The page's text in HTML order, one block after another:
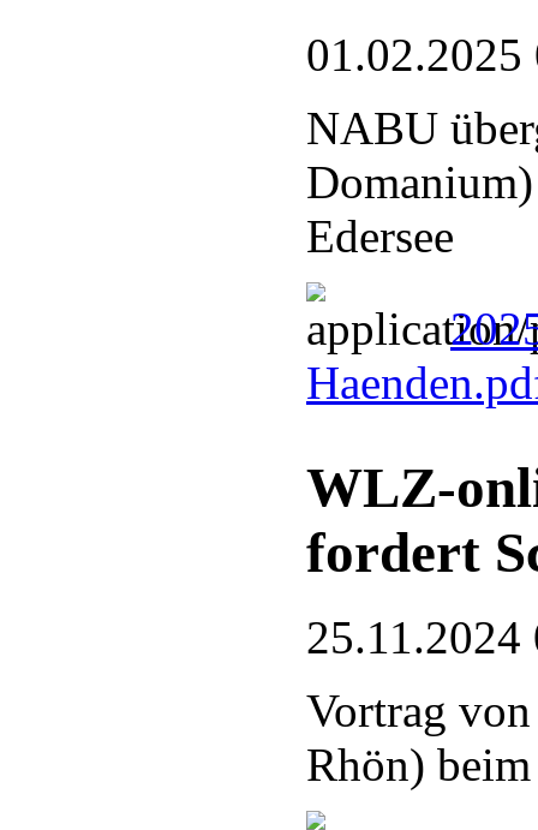
01.02.2025
NABU
Edersee
WLZ-
fordert
25.11.2024
Vortrag
Rhön)